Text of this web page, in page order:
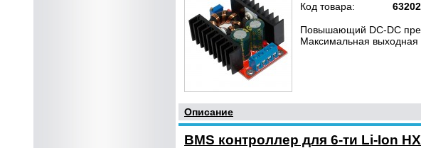
Код товара:
63202
Повышающий DC-DC
Максимальная
Описание
BMS контроллер для 6-ти Li-Ion